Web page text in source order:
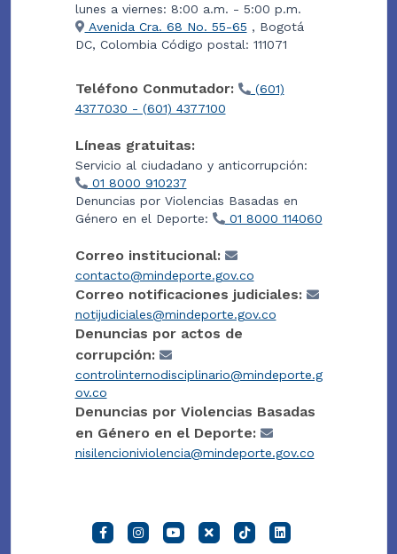
lunes a viernes: 8:00 a.m. - 5:00 p.m.
Avenida Cra. 68 No. 55-65 , Bogotá
DC, Colombia Código postal: 111071
Teléfono Conmutador:
(601)
4377030 - (601) 4377100
Líneas gratuitas:
Servicio al ciudadano y anticorrupción:
01 8000 910237
Denuncias por Violencias Basadas en
Género en el Deporte:
01 8000 114060
Correo institucional:
contacto@mindeporte.gov.co
Correo notificaciones judiciales:
notijudiciales@mindeporte.gov.co
Denuncias por actos de
corrupción:
controlinternodisciplinario@mindeporte.g
ov.co
Denuncias por Violencias Basadas
en Género en el Deporte:
nisilencioniviolencia@mindeporte.gov.co